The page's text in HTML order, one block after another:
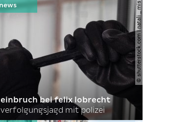
© shutterstock.com | natali _ mis
einbruch bei felix lobrecht
verfolgungsjagd mit polizei